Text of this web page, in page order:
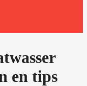
en tips